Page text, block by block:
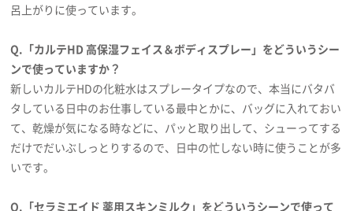
呂上がりに使っています。
Q.「カルテHD 高保湿フェイス＆ボディスプレー」をどういうシー
ンで使っていますか？
新しいカルテHDの化粧水はスプレータイプなので、本当にバタバ
タしている日中のお仕事している最中とかに、バッグに入れておい
て、乾燥が気になる時などに、パッと取り出して、シューってする
だけでだいぶしっとりするので、日中の忙しない時に使うことが多
いです。
Q.「セラミエイド 薬用スキンミルク」をどういうシーンで使って